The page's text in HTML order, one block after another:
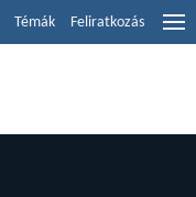
Témák Feliratkozás